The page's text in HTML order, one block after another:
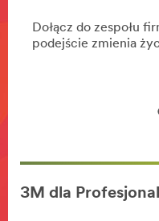
Dołącz do zespołu
podejście zmienia
3M dla